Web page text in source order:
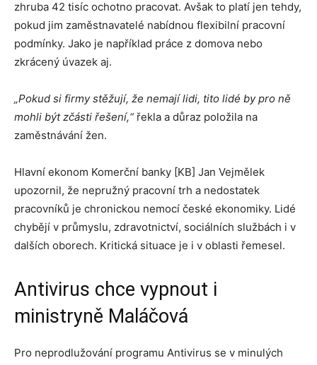
zhruba 42 tisíc ochotno pracovat. Avšak to platí jen tehdy,
pokud jim zaměstnavatelé nabídnou flexibilní pracovní
podmínky. Jako je například práce z domova nebo
zkrácený úvazek aj.
„Pokud si firmy stěžují, že nemají lidi, tito lidé by pro ně
mohli být zčásti řešení,“řekla a důraz položila na
zaměstnávání žen.
Hlavní ekonom Komerční banky [KB] Jan Vejmělek
upozornil, že nepružný pracovní trh a nedostatek
pracovníků je chronickou nemocí české ekonomiky. Lidé
chybějí v průmyslu, zdravotnictví, sociálních službách i v
dalších oborech. Kritická situace je i v oblasti řemesel.
Antivirus chce vypnout i
ministryně Maláčová
Pro neprodlužování programu Antivirus se v minulých